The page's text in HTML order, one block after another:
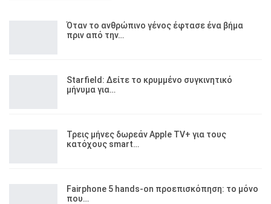
Όταν το ανθρώπινο γένος έφτασε ένα βήμα
πριν από την…
Starfield: Δείτε το κρυμμένο συγκινητικό
μήνυμα για…
Τρεις μήνες δωρεάν Apple TV+ για τους
κατόχους smart…
Fairphone 5 hands-on προεπισκόπηση: το μόνο
που…